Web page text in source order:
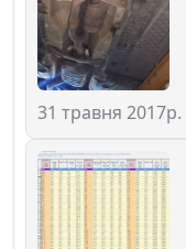
31 травня 2017р.